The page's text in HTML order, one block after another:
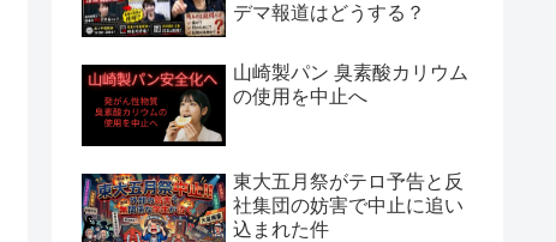
デマ報道はどうする？
山崎製パン 臭素酸カリウム
の使用を中止へ
東大五月祭がテロ予告と反
社集団の妨害で中止に追い
込まれた件